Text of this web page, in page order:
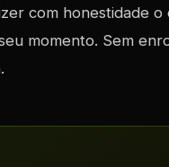
com honestidade o
momento. Sem